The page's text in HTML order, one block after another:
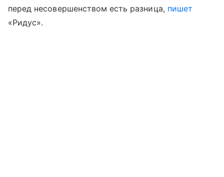
перед несовершенством есть разница, пишет
«Ридус».